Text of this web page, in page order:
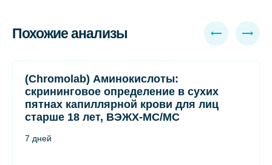
Похожие анализы
(Chromolab) Аминокислоты:
скрининговое определение в сухих
пятнах капиллярной крови для лиц
старше 18 лет, ВЭЖХ-МС/МС
7 дней